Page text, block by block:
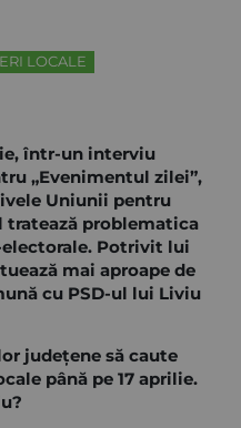
LOCALE
într-un interviu
„Evenimentul zilei”,
Uniunii pentru
tratează problematica
Potrivit lui
mai aproape de
cu PSD-ul lui Liviu
județene să caute
până pe 17 aprilie.